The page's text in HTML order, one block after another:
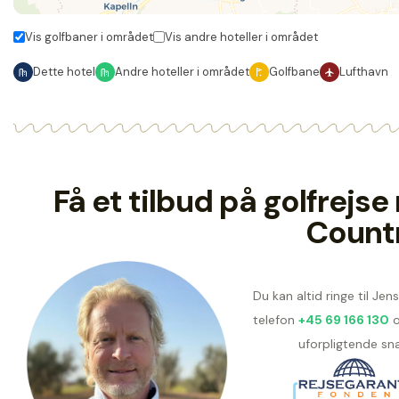
Vis golfbaner i området Vis andre hoteller i området
Dette hotel Andre hoteller i området Golfbane Lufthavn
Få et tilbud på
Du kan altid ringe til
telefon +45 69 166 130
uforpligtende